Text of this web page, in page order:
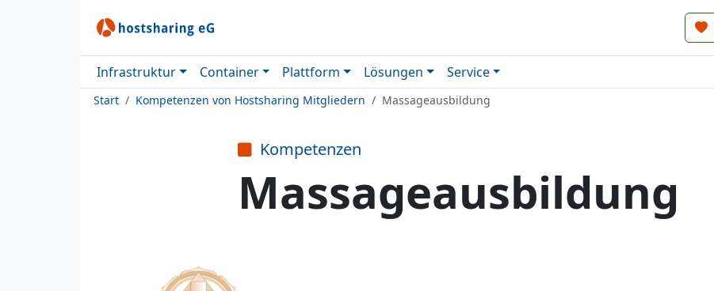
Infrastruktur Container Plattform Lösungen Service
Start Kompetenzen von Hostsharing Mitgliedern Massageausbildung
Kompetenzen
Massageausbildung